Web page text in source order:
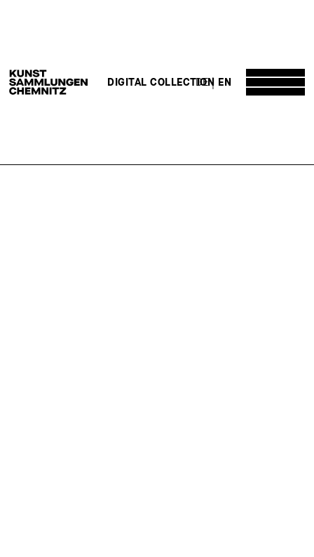
DE EN
DIGITAL COLLECTION